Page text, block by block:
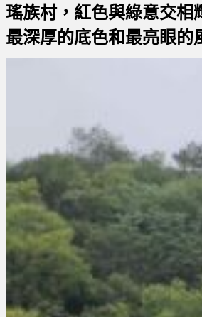
瑤族村，紅色與綠意交相
最深厚的底色和最亮眼的